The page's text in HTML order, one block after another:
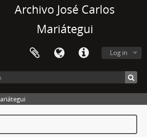
Archivo José Carlos
Mariátegui
Log in